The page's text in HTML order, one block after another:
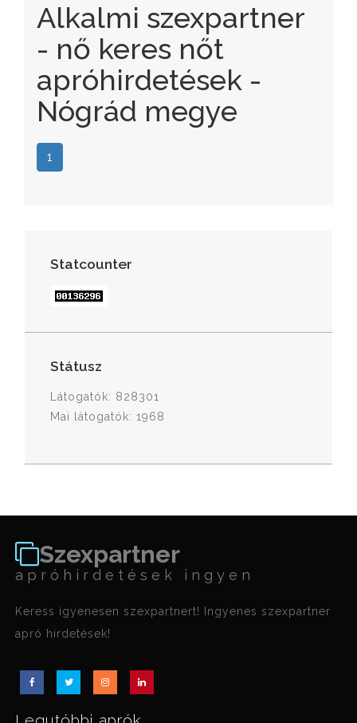
Alkalmi szexpartner
- nő keres nőt
apróhirdetések -
Nógrád megye
1
Statcounter
Státusz
Látogatók: 828301
Mai látogatók: 1968
Szexpartner
apróhirdetések ingyen
Keress igyenesen szexpartnert! Ingyenes szexpartner
apró hirdetések!